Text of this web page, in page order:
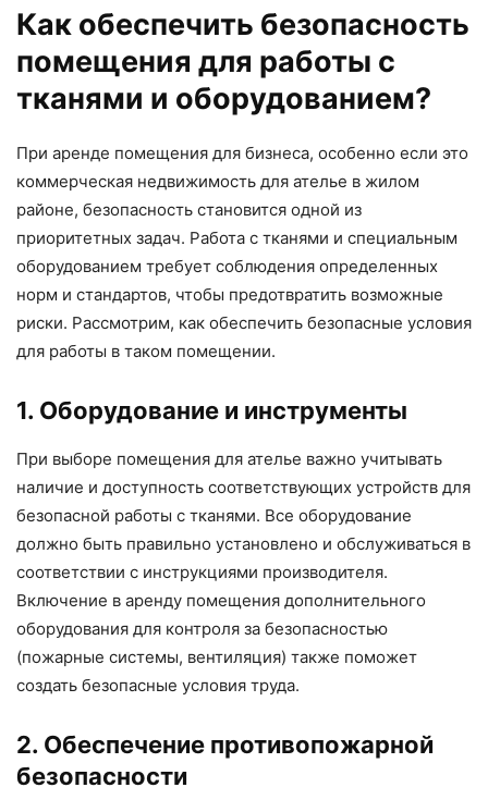
Как обеспечить безопасность
помещения для работы с
тканями и оборудованием?
При аренде помещения для бизнеса, особенно если это
коммерческая недвижимость для ателье в жилом
районе, безопасность становится одной из
приоритетных задач. Работа с тканями и специальным
оборудованием требует соблюдения определенных
норм и стандартов, чтобы предотвратить возможные
риски. Рассмотрим, как обеспечить безопасные условия
для работы в таком помещении.
1. Оборудование и инструменты
При выборе помещения для ателье важно учитывать
наличие и доступность соответствующих устройств для
безопасной работы с тканями. Все оборудование
должно быть правильно установлено и обслуживаться в
соответствии с инструкциями производителя.
Включение в аренду помещения дополнительного
оборудования для контроля за безопасностью
(пожарные системы, вентиляция) также поможет
создать безопасные условия труда.
2. Обеспечение противопожарной
безопасности